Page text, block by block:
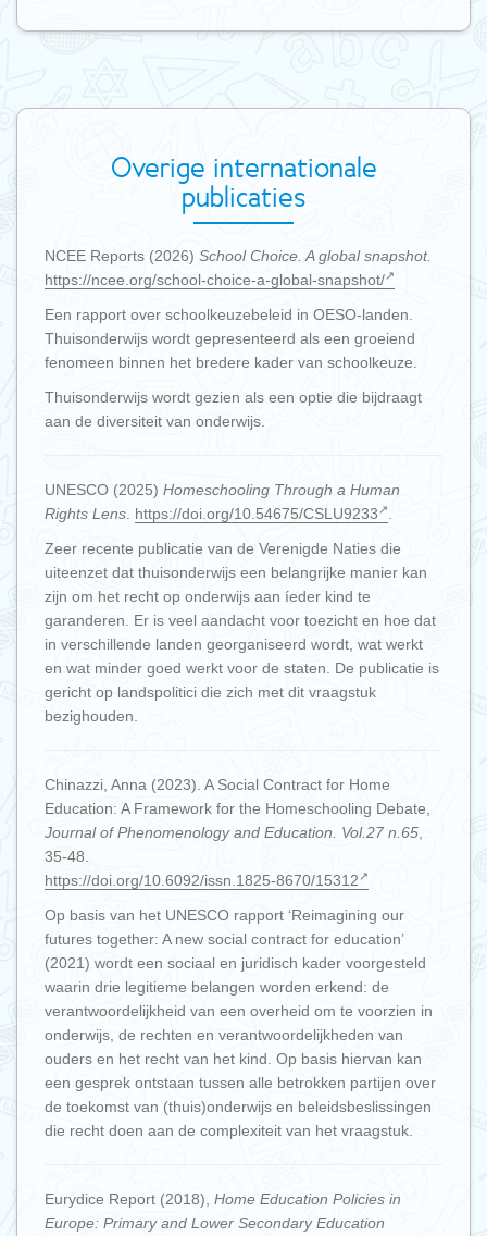
Overige internationale
publicaties
NCEE Reports (2026)School Choice. A global snapshot.
https://ncee.org/school-choice-a-global-snapshot/
Een rapport over schoolkeuzebeleid in OESO-landen.
Thuisonderwijs wordt gepresenteerd als een groeiend
fenomeen binnen het bredere kader van schoolkeuze.
Thuisonderwijs wordt gezien als een optie die bijdraagt
aan de diversiteit van onderwijs.
UNESCO (2025)Homeschooling Through a Human
Rights Lens https://doi.org/10.54675/CSLU9233
Zeer recente publicatie van de Verenigde Naties die
uiteenzet dat thuisonderwijs een belangrijke manier kan
zijn om het recht op onderwijs aan íeder kind te
garanderen. Er is veel aandacht voor toezicht en hoe dat
in verschillende landen georganiseerd wordt, wat werkt
en wat minder goed werkt voor de staten. De publicatie is
gericht op landspolitici die zich met dit vraagstuk
bezighouden.
Chinazzi, Anna (2023). A Social Contract for Home
Education: A Framework for the Homeschooling Debate,
Journal of Phenomenology and Education. Vol.27 n.65
35-48.
https://doi.org/10.6092/issn.1825-8670/15312
Op basis van het UNESCO rapport ‘Reimagining our
futures together: A new social contract for education’
(2021) wordt een sociaal en juridisch kader voorgesteld
waarin drie legitieme belangen worden erkend: de
verantwoordelijkheid van een overheid om te voorzien in
onderwijs, de rechten en verantwoordelijkheden van
ouders en het recht van het kind. Op basis hiervan kan
een gesprek ontstaan tussen alle betrokken partijen over
de toekomst van (thuis)onderwijs en beleidsbeslissingen
die recht doen aan de complexiteit van het vraagstuk.
Eurydice Report (2018),Home Education Policies in
Europe: Primary and Lower Secondary Education